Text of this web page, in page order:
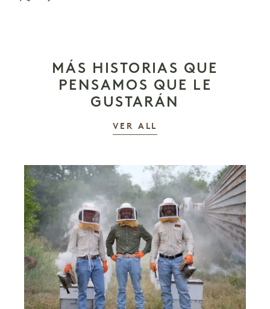
MÁS HISTORIAS QUE
PENSAMOS QUE LE
GUSTARÁN
VER ALL